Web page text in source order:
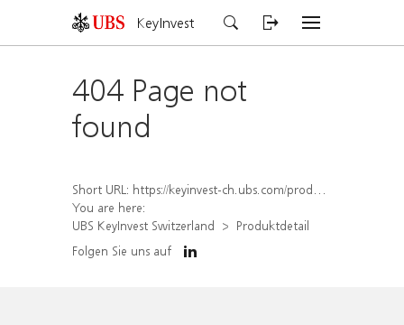
KeyInvest
404 Page not
found
Short URL: https://keyinvest-ch.ubs.com/produkt/detail/index/isin/CH1579653937
You are here:
UBS KeyInvest Switzerland
Produktdetail
Folgen Sie uns auf